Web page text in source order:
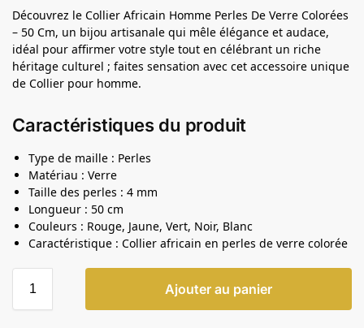
Découvrez le Collier Africain Homme Perles De Verre Colorées
– 50 Cm, un bijou artisanale qui mêle élégance et audace,
idéal pour affirmer votre style tout en célébrant un riche
héritage culturel ; faites sensation avec cet accessoire unique
de Collier pour homme.
Caractéristiques du produit
Type de maille : Perles
Matériau : Verre
Taille des perles : 4 mm
Longueur : 50 cm
Couleurs : Rouge, Jaune, Vert, Noir, Blanc
Caractéristique : Collier africain en perles de verre colorée
Ajouter au panier